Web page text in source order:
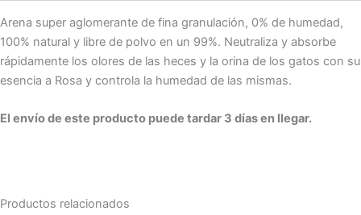
Arena super aglomerante de fina granulación, 0% de humedad,
100% natural y libre de polvo en un 99%. Neutraliza y absorbe
rápidamente los olores de las heces y la orina de los gatos con su
esencia a Rosa y controla la humedad de las mismas.
El envío de este producto puede tardar 3 días en llegar.
Productos relacionados